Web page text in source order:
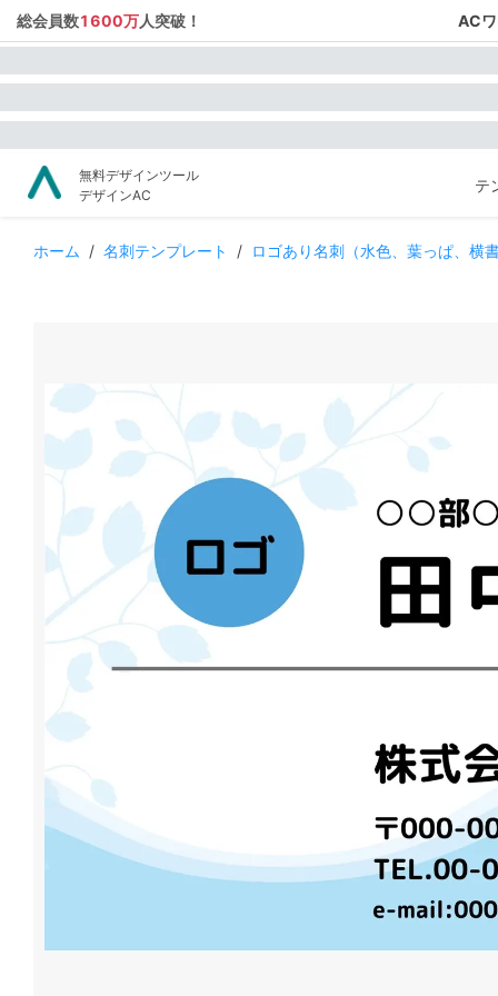
総会員数1600万人突破！ AC
無料デザインツール
デザインAC
テ
ホーム / 名刺テンプレート / ロゴあり名刺（水色、葉っぱ、横書